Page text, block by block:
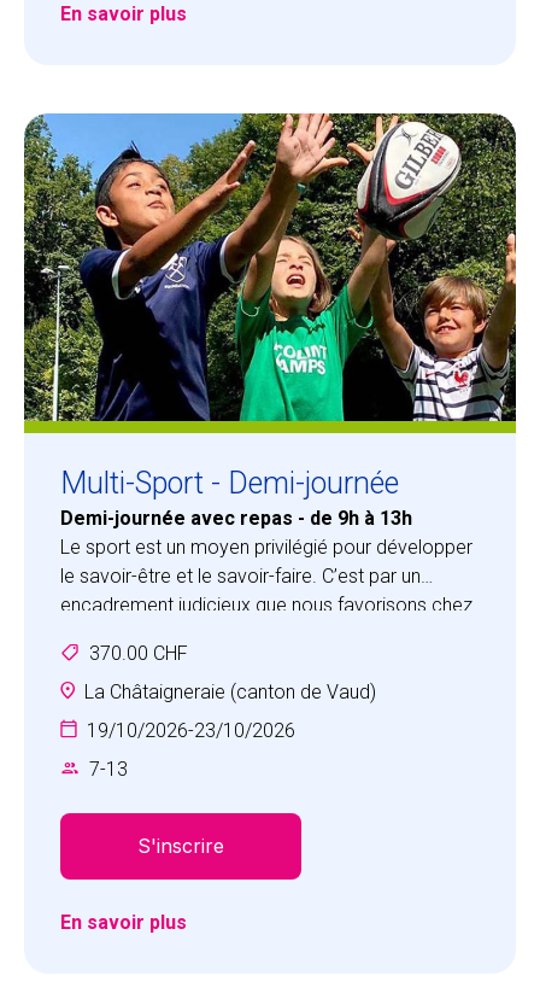
En savoir plus
Multi-Sport - Demi-journée
Demi-journée avec repas - de 9h à 13h
Le sport est un moyen privilégié pour développer
le savoir-être et le savoir-faire. C’est par un
encadrement judicieux que nous favorisons chez
valorisation personnelle et de satisfaction à
travailler avec les autres dans un esprit d’équipe.
Vos enfants vivront des expériences inoubliables
positives qui les aideront à persévérer dans la
370.00 CHF
La Châtaigneraie (canton de Vaud)
19/10/2026-23/10/2026
7-13
S'inscrire
En savoir plus